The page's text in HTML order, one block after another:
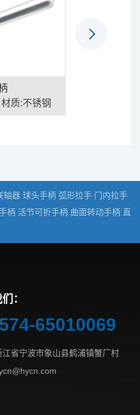
质:不锈钢
轴器 球头手柄 弧形拉手 门内拉手
柄 活节可折手柄 曲面转动手柄 直
：
65010069
省宁波市象山县鹤浦镇蟹厂村